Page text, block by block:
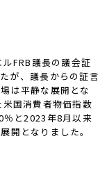
FRB議長の議会証
が、議長からの証言
は平静な展開とな
国消費者物価指数
％と2023年8月以来
開となりました。